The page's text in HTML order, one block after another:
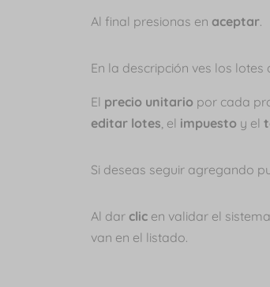
Al final presionas en aceptar.
En la descripción ves los
El precio unitario por cada
editar lotes, el impuesto y el
Si deseas seguir agregando
Al dar clic en validar el
van en el listado.